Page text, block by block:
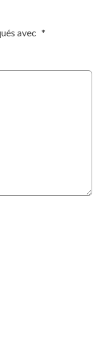
avec *